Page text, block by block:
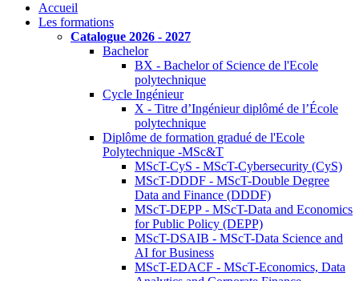
Accueil
Les formations
Catalogue 2026 - 2027
Bachelor
BX - Bachelor of Science de l'Ecole
polytechnique
Cycle Ingénieur
X - Titre d’Ingénieur diplômé de l’École
polytechnique
Diplôme de formation gradué de l'Ecole
Polytechnique -MSc&T
MScT-CyS - MScT-Cybersecurity (CyS)
MScT-DDDF - MScT-Double Degree
Data and Finance (DDDF)
MScT-DEPP - MScT-Data and Economics
for Public Policy (DEPP)
MScT-DSAIB - MScT-Data Science and
AI for Business
MScT-EDACF - MScT-Economics, Data